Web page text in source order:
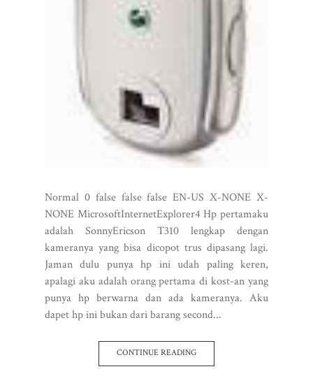
Normal 0 false false false EN-US X-NONE X-
NONE MicrosoftInternetExplorer4 Hp pertamaku
adalah SonnyEricson T310 lengkap dengan
kameranya yang bisa dicopot trus dipasang lagi.
Jaman dulu punya hp ini udah paling keren,
apalagi aku adalah orang pertama di kost-an yang
punya hp berwarna dan ada kameranya. Aku
dapet hp ini bukan dari barang second...
CONTINUE READING